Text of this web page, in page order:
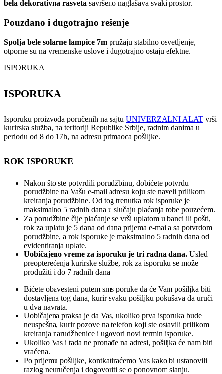
bela dekorativna rasveta savršeno naglašava svaki prostor.
Pouzdano i dugotrajno rešenje
Spolja bele solarne lampice 7m pružaju stabilno osvetljenje,
otporne su na vremenske uslove i dugotrajno ostaju efektne.
ISPORUKA
ISPORUKA
Isporuku proizvoda poručenih na sajtu UNIVERZALNI ALAT vrši
kurirska služba, na teritoriji Republike Srbije, radnim danima u
periodu od 8 do 17h, na adresu primaoca pošiljke.
ROK ISPORUKE
Nakon što ste potvrdili porudžbinu, dobićete potvrdu
porudžbine na Vašu e-mail adresu koju ste naveli prilikom
kreiranja porudžbine. Od tog trenutka rok isporuke je
maksimalno 5 radnih dana u slučaju plaćanja robe pouzećem.
Za porudžbine čije plaćanje se vrši uplatom u banci ili pošti,
rok za uplatu je 5 dana od dana prijema e-maila sa potvrdom
porudžbine, a rok isporuke je maksimalno 5 radnih dana od
evidentiranja uplate.
Uobičajeno vreme za isporuku je tri radna dana. Usled
preopterećenja kurirske službe, rok za isporuku se može
produžiti i do 7 radnih dana.
Bićete obavesteni putem sms poruke da će Vam pošiljka biti
dostavljena tog dana, kurir svaku pošiljku pokušava da uruči
u dva navrata.
Uobičajena praksa je da Vas, ukoliko prva isporuka bude
neuspešna, kurir pozove na telefon koji ste ostavili prilikom
kreiranja narudžbenice i ugovori novi termin isporuke.
Ukoliko Vas i tada ne pronađe na adresi, pošiljka će nam biti
vraćena.
Po prijemu pošiljke, kontkatiraćemo Vas kako bi ustanovili
razlog neuručenja i dogovoriti se o ponovnom slanju.